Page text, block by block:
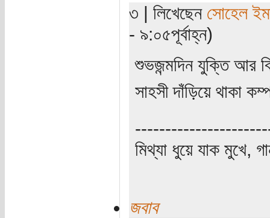
৩ | লিখেছেন সোহেল
- ৯:০৫পূর্বাহ্ন)
শুভজন্মদিন যুক্তি আর
সাহসী দাঁড়িয়ে থাকা
মিথ্যা ধুয়ে যাক মুখে,
জবাব